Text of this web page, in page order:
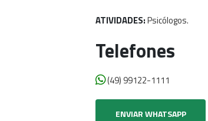
ATIVIDADES:Psicólogos.
Telefones
(49) 99122-1111
ENVIAR WHATSAPP